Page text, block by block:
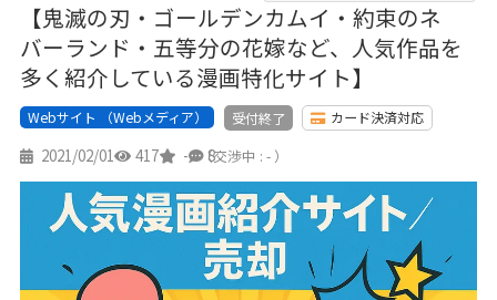
【鬼滅の刃・ゴールデンカムイ・約束のネ
バーランド・五等分の花嫁など、人気作品を
多く紹介している漫画特化サイト】
Webサイト （Webメディア） 受付終了 カード決済対応
2021/02/01 417 - 8
（交渉中 : - ）